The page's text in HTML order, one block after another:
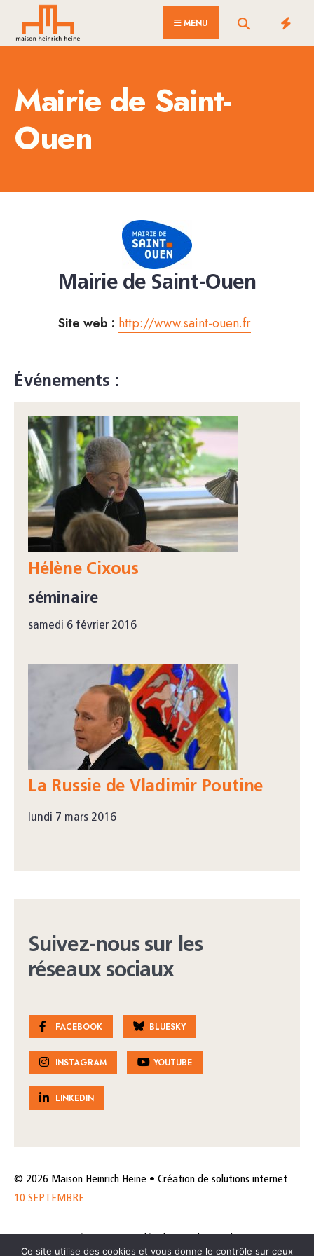
MENU
Mairie de Saint-
Ouen
Mairie de Saint-Ouen
Site web : http://www.saint-ouen.fr
Événements :
Hélène Cixous
séminaire
samedi 6 février 2016
La Russie de Vladimir Poutine
lundi 7 mars 2016
Suivez-nous sur les
réseaux sociaux
FACEBOOK BLUESKY
INSTAGRAM YOUTUBE
LINKEDIN
© 2026 Maison Heinrich Heine • Création de solutions internet
10 SEPTEMBRE
Ce site utilise des cookies et vous donne le contrôle sur ceux